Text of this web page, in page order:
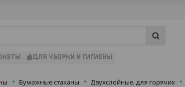
ДЛЯ УБОРКИ И ГИГИЕНЫ
Бумажные стаканы Двухслойные, для горячих